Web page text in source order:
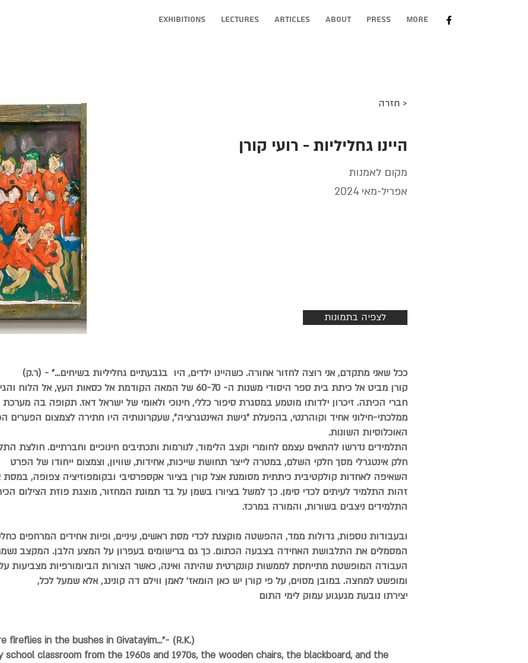
Exhibitions Lectures Articles About Press More
< חזרה
היינו גחליליות - רועי קורן
מקום לאמנות
אפריל-מאי 2024
לצפיה בתמונות
ככל שאני מתקדם, אני רוצה לחזור אחורה. כשהיינו ילדים, היו בגבעתיים גחליליות בשיחים..." - (ר.ק)
קורן מביט אל כיתת בית ספר היסודי משנות ה- 60-70 של המאה הקודמת אל
חברי הכיתה. זיכרון ילדותו מוטמע במסגרת סיפור כללי, חינוכי ולאומי של ישראל דאז. תקופה בה
ממלכתי-חילוני אחיד וקוהרנטי, בהפעלת "גישת האינטגרציה", שעקרונותיה היו חתירה לצמצום הפערים
האוכלוסיות השונות.
התלמידים נדרשו להתאים עצמם לחומרי וקצב הלימוד, לנורמות ותכתיבים חינוכיים וחברתיים. חולצת
חלק אינטגרלי מסך חלקי השלם, במטרה לייצר תחושת שייכות, אחידות, שוויון, וצמצום ייחודו של הפרט
השאיפה לאחדות קולקטיבית כיתתית מסומנת אצל קורן בציור אקספרסיבי ובקומפוזיציה צפופה,
זהות התלמיד לעיתים לכדי סימן. כך למשל בציורו בשמן על בד תמונת המחזור, מוצגת פוזת הצילום
התלמידים ניצבים בשורות, והמורה במרכז.
ובעבודות נוספות, גדולות ממד, ההפשטה מוקצנת לכדי מסת ראשים, עיניים, ופיות אחידים המרחפים
המסמלים את התלבושת האחידה בצבעה הכתום. כך גם ברישומים בעפרון על המצע הלבן. המקצב
העבודה המופשטת מתייחסת לממשות קונקרטית שהיתה ואינה, כאשר הצורות הביומורפיות מצביעות על
ומופשט למחצה. במובן מסוים, על פי קורן יש כאן הומאז' לאמן ווילם דה קונינג, אלא שמעל לכל,
יצירתו נובעת מגעגוע עמוק לימי התום
in the bushes in Givatayim..."- (R.K.)
classroom from the 1960s and 1970s, the wooden chairs, the blackboard, and the